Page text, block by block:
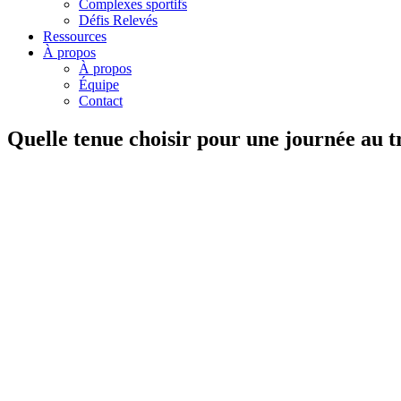
Complexes sportifs
Défis Relevés
Ressources
À propos
À propos
Équipe
Contact
Quelle tenue choisir pour une journée au